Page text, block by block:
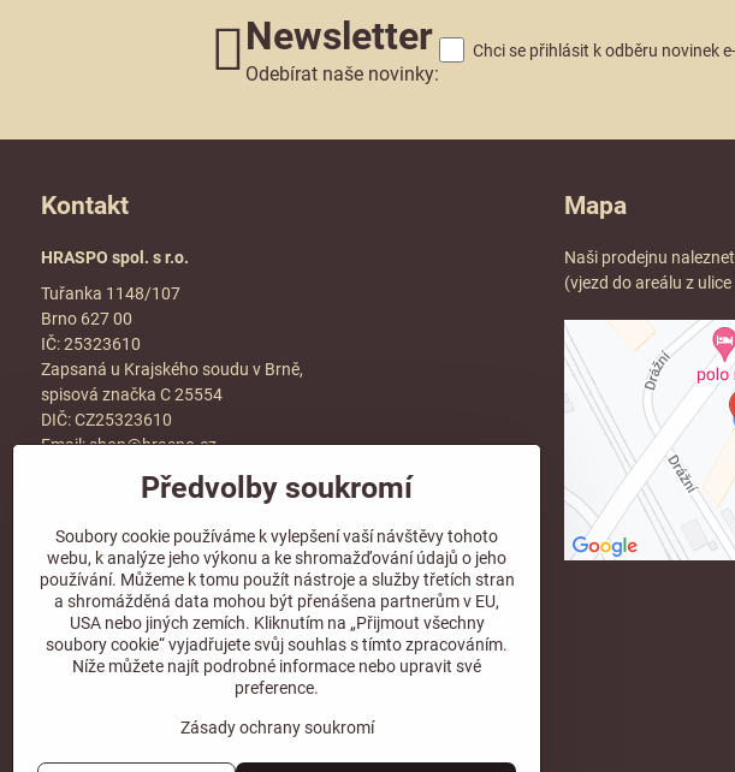
Newsletter
Odebírat naše novinky:
Chci se přihlásit k odběru novinek
Kontakt
HRASPO spol. s r.o.
Tuřanka 1148/107
Brno 627 00
IČ: 25323610
Zapsaná u Krajského soudu v Brně,
spisová značka C 25554
DIČ: CZ25323610
Email:shop@hraspo.cz
Obchodní podmínky
Více info v sekcikontakt
Sledujte naše sociální sítě!
Mapa
Naši prodejnu
(vjezd do areálu z
Předvolby soukromí
Soubory cookie používáme k vylepšení vaší návštěvy tohoto
webu, k analýze jeho výkonu a ke shromažďování údajů o jeho
používání. Můžeme k tomu použít nástroje a služby třetích stran
a shromážděná data mohou být přenášena partnerům v EU,
USA nebo jiných zemích. Kliknutím na „Přijmout všechny
soubory cookie“ vyjadřujete svůj souhlas s tímto zpracováním.
Níže můžete najít podrobné informace nebo upravit své
preference.
Zásady ochrany soukromí